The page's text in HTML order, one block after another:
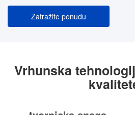
Zatražite ponudu
Vrhunska